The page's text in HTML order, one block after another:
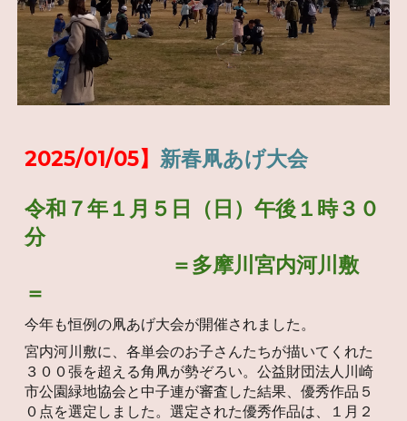
2025/01/05】 新春凧あげ大会
令和 ７年１月 ５ 日（日）午後１時３０
分
＝多摩川宮内河川敷
＝
今年も恒例の凧あげ大会が開催されました。
宮内河川敷に、各単会のお子さんたちが描いてくれた
３００張を超える角凧が勢ぞろい。公益財団法人川崎
市公園緑地協会と中子連が審査した結果、優秀作品５
０点を選定しました。選定された優秀作品は、
１月２